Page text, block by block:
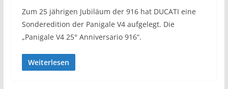
Zum 25 jährigen Jubiläum der 916 hat DUCATI eine
Sonderedition der Panigale V4 aufgelegt. Die
„Panigale V4 25° Anniversario 916“.
Weiterlesen